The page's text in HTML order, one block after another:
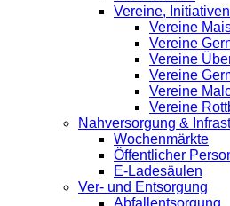
Vereine,
Vereine
Vereine
Vereine
Vereine
Vereine
Vereine
Nahversorgung &
Wochenmärkte
Öffentlicher
E-Ladesäulen
Ver- und Entsorgung
Abfallentsorgung